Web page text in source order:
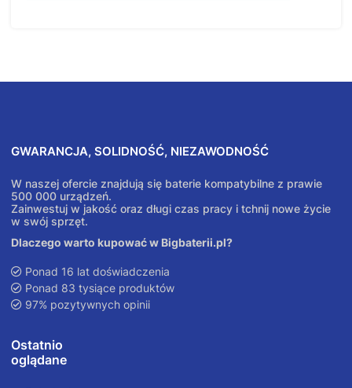
GWARANCJA, SOLIDNOŚĆ, NIEZAWODNOŚĆ
W naszej ofercie znajdują się baterie kompatybilne z prawie
500 000 urządzeń.
Zainwestuj w jakość oraz długi czas pracy i tchnij nowe życie
w swój sprzęt.
Dlaczego warto kupować w Bigbaterii.pl?
Ponad 16 lat doświadczenia
Ponad 83 tysiące produktów
97% pozytywnych opinii
Ostatnio
oglądane